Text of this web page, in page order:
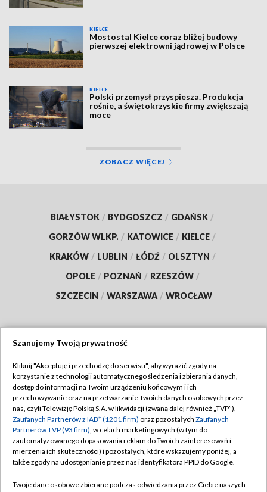
KIELCE
Mostostal Kielce coraz bliżej budowy
pierwszej elektrowni jądrowej w Polsce
KIELCE
Polski przemysł przyspiesza. Produkcja
rośnie, a świętokrzyskie firmy zwiększają
moce
ZOBACZ WIĘCEJ
BIAŁYSTOK / BYDGOSZCZ / GDAŃSK /
GORZÓW WLKP. / KATOWICE / KIELCE /
KRAKÓW / LUBLIN / ŁÓDŹ / OLSZTYN /
OPOLE / POZNAŃ / RZESZÓW /
SZCZECIN / WARSZAWA / WROCŁAW
TVP
Abonament TVP
Emisja w TVP
Centrum informacji TVP
Naziemna Telewizja Cyfrowa
Regulamin TVP
Polityka prywatności
Moje zgody
Pomoc
Szanujemy Twoją prywatność
Kliknij "Akceptuję i przechodzę do serwisu", aby wyrazić zgody na
korzystanie z technologii automatycznego śledzenia i zbierania danych,
dostęp do informacji na Twoim urządzeniu końcowym i ich
przechowywanie oraz na przetwarzanie Twoich danych osobowych przez
nas, czyli Telewizję Polską S.A. w likwidacji (zwaną dalej również „TVP”),
Zaufanych Partnerów z IAB* (1201 firm) oraz pozostałych Zaufanych
Partnerów TVP (93 firm), w celach marketingowych (w tym do
zautomatyzowanego dopasowania reklam do Twoich zainteresowań i
mierzenia ich skuteczności) i pozostałych, które wskazujemy poniżej, a
także zgody na udostępnianie przez nas identyfikatora PPID do Google.
Twoje dane osobowe zbierane podczas odwiedzania przez Ciebie naszych